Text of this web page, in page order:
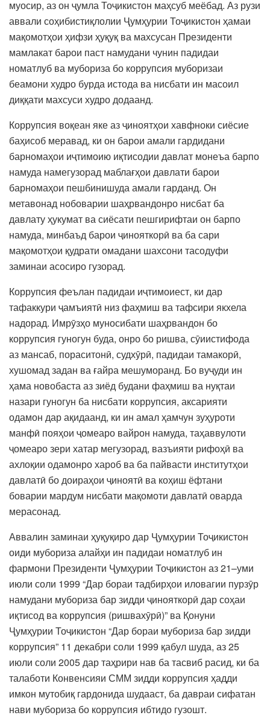
муосир, аз он ҷумла Тоҷикистон маҳсуб меёбад. Аз рузи
аввали соҳибистиқлолии Ҷумҳурии Тоҷикистон ҳамаи
мақомотҳои ҳифзи ҳуқуқ ва махсусан Президенти
мамлакат барои паст намудани чунин падидаи
номатлуб ва мубориза бо коррупсия муборизаи
беамони худро бурда истода ва нисбати ин масоил
диққати махсуси худро додаанд.
Коррупсия воқеан яке аз ҷиноятҳои хавфноки сиёсие
баҳисоб меравад, ки он барои амали гардидани
барномаҳои иҷтимоию иқтисодии давлат монеъа барпо
намуда намегузорад маблағҳои давлати барои
барномаҳои пешбинишуда амали гарданд. Он
метавонад нобоварии шаҳрвандонро нисбат ба
давлату ҳукумат ва сиёсати пешгирифтаи он барпо
намуда, минбаъд барои ҷинояткорӣ ва ба сари
мақомотҳои қудрати омадани шахсони тасодуфи
заминаи асосиро гузорад.
Коррупсия феълан падидаи иҷтимоиест, ки дар
тафаккури ҷамъиятӣ низ фаҳмиш ва тафсири якхела
надорад. Имрӯзҳо муносибати шаҳрвандон бо
коррупсия гуногун буда, онро бо ришва, сӯиистифода
аз мансаб, пораситонӣ, судхӯрӣ, падидаи тамакорӣ,
хушомад задан ва ғайра мешуморанд. Бо вуҷуди ин
ҳама новобаста аз зиёд будани фаҳмиш ва нуқтаи
назари гуногун ба нисбати коррупсия, аксарияти
одамон дар ақидаанд, ки ин амал ҳамчун зуҳуроти
манфӣ пояҳои ҷомеаро вайрон намуда, таҳаввулоти
ҷомеаро зери хатар мегузорад, вазъияти рифоҳӣ ва
ахлоқии одамонро хароб ва ба пайвасти институтҳои
давлатӣ бо доираҳои ҷиноятӣ ва коҳиш ёфтани
боварии мардум нисбати мақомоти давлатӣ оварда
мерасонад.
Аввалин заминаи ҳуқуқиро дар Ҷумҳурии Тоҷикистон
оиди мубориза алайҳи ин падидаи номатлуб ин
фармони Президенти Ҷумҳурии Тоҷикистон аз 21–уми
июли соли 1999 “Дар бораи тадбирҳои иловагии пурзӯр
намудани мубориза бар зидди ҷинояткорӣ дар соҳаи
иқтисод ва коррупсия (ришвахӯрӣ)” ва Қонуни
Ҷумҳурии Тоҷикистон “Дар бораи мубориза бар зидди
коррупсия” 11 декабри соли 1999 қабул шуда, аз 25
июли соли 2005 дар таҳрири нав ба тасвиб расид, ки ба
талаботи Конвенсияи СММ зидди коррупсия ҳадди
имкон мутобиқ гардонида шудааст, ба давраи сифатан
нави мубориза бо коррупсия ибтидо гузошт.